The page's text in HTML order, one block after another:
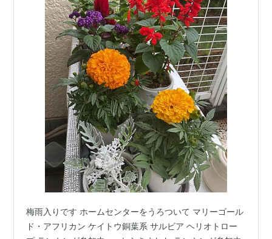
梅雨入りです ホームセンターをうろついて マリーゴール
ド・アフリカン ケイトウ銅葉系 サルビア ヘリオトロー